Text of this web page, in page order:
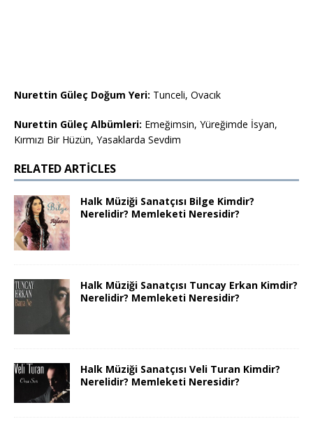
Nurettin Güleç Doğum Yeri: Tunceli, Ovacık
Nurettin Güleç Albümleri: Emeğimsin, Yüreğimde İsyan,
Kırmızı Bir Hüzün, Yasaklarda Sevdim
RELATED ARTICLES
Halk Müziği Sanatçısı Bilge Kimdir?
Nerelidir? Memleketi Neresidir?
Halk Müziği Sanatçısı Tuncay Erkan Kimdir?
Nerelidir? Memleketi Neresidir?
Halk Müziği Sanatçısı Veli Turan Kimdir?
Nerelidir? Memleketi Neresidir?